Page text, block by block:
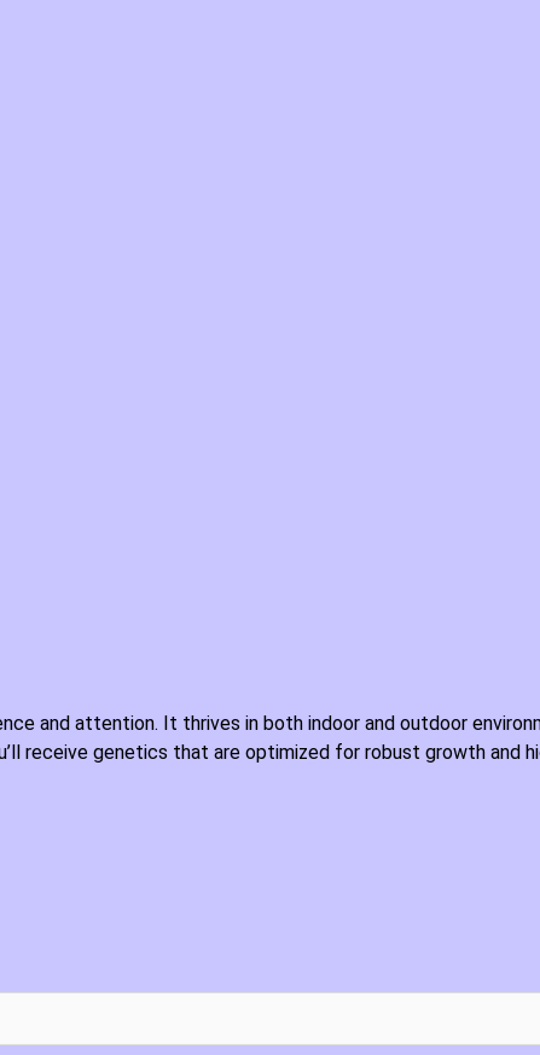
and attention. It thrives in both indoor and outdoor
receive genetics that are optimized for robust growth and